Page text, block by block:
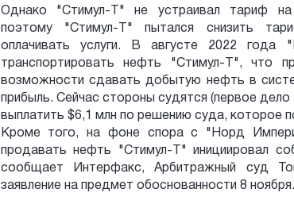
Однако "Стимул-Т" не устраивал тариф
поэтому "Стимул-Т" пытался снизить
оплачивать услуги. В августе 2022 года
транспортировать нефть "Стимул-Т", что
возможности сдавать добытую нефть в
прибыль. Сейчас стороны судятся (первое
выплатить $6,1 млн по решению суда, которое
Кроме того, на фоне спора с "Норд
продавать нефть "Стимул-Т" инициировал
сообщает Интерфакс, Арбитражный суд
заявление на предмет обоснованности 8 ноября.